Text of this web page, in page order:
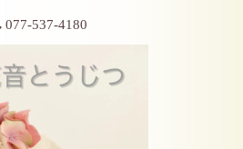
077-537-4180